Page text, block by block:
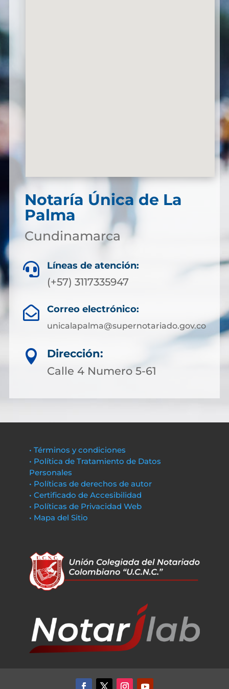
Notaría Única de La
Palma
Cundinamarca
 Líneas de atención:
(+57) 3117335947
 Correo electrónico:
unicalapalma@supernotariado.gov.co

Dirección:
Calle 4 Numero 5-61
• Términos y condiciones
• Política de Tratamiento de Datos
Personales
• Políticas de derechos de autor
• Certificado de Accesibilidad
• Políticas de Privacidad Web
• Mapa del Sitio